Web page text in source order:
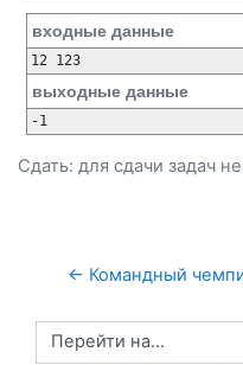
входные данные
12 123
выходные данные
-1
Сдать: для сдачи задач
← Командный
Перейти на...